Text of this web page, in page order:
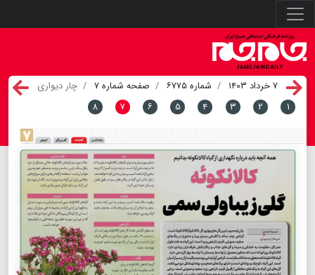
۷ خرداد ۱۴۰۳ شماره ۶۷۷۵ صفحه شماره ۷
چار دیواری
۱
۲ ۳ ۴ ۵ ۶ ۷ ۸